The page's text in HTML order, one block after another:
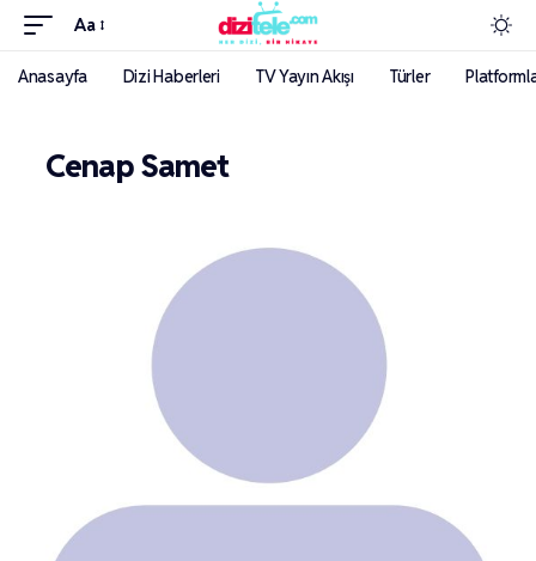
Aa
Anasayfa Dizi Haberleri TV Yayın Akışı Türler
Cenap Samet